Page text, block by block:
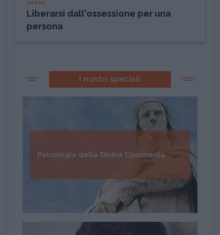
AMORE
Liberarsi dall'ossessione per una
persona
I nostri speciali
Psicologia della Divina Commedia